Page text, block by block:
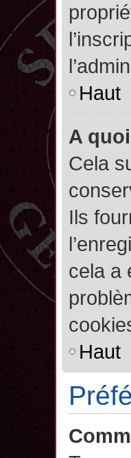
Haut
A
Cela
Ils
cela a
Haut